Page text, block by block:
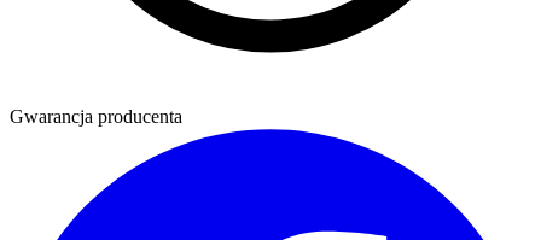
Gwarancja producenta